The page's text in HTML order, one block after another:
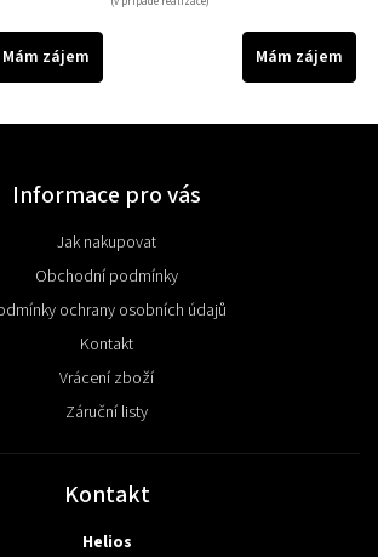
Mám zájem Mám zájem
Informace pro vás
Jak nakupovat
Obchodní podmínky
ochrany osobních údajů
Kontakt
Vrácení zboží
Záruční listy
Kontakt
Helios